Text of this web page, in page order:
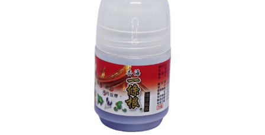
天山雪蓮清氣飲+金箔皂 可任選 (單價600元，任選三件1200